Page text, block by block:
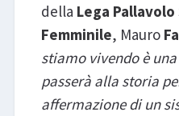
della Lega Pallavolo
Femminile, Mauro
stiamo vivendo è
passerà alla storia
affermazione di un